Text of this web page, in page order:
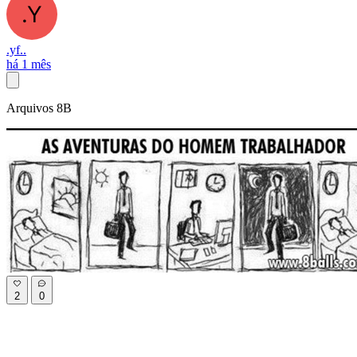
.yf..
há 1 mês
Arquivos 8B
2 0